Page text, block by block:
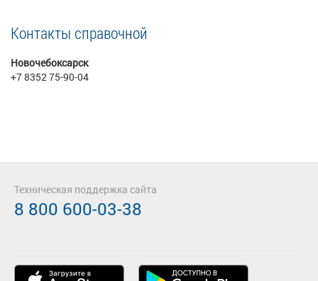
Контакты справочной
Новочебоксарск
+7 8352 75-90-04
Техническая поддержка сайта
8 800 600-03-38